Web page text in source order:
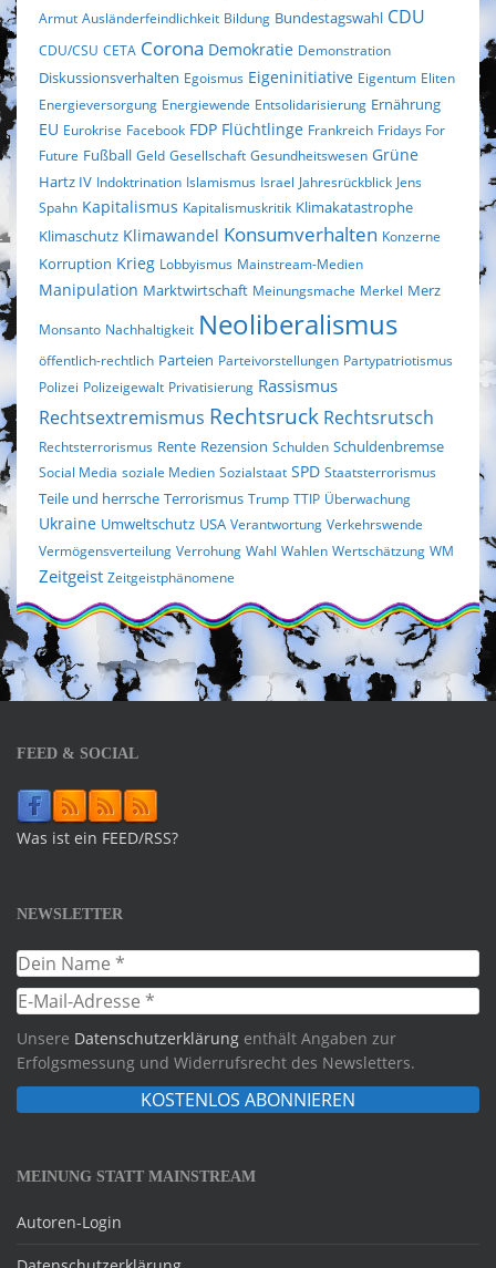
Armut Ausländerfeindlichkeit Bildung Bundestagswahl CDU
CDU/CSU CETA Corona Demokratie Demonstration
Diskussionsverhalten Egoismus Eigeninitiative Eigentum Eliten
Energieversorgung Energiewende Entsolidarisierung Ernährung
EU Eurokrise Facebook FDP Flüchtlinge Frankreich Fridays For
Future Fußball Geld Gesellschaft Gesundheitswesen Grüne
Hartz IV Indoktrination Islamismus Israel Jahresrückblick Jens
Spahn Kapitalismus Kapitalismuskritik Klimakatastrophe
Klimaschutz Klimawandel Konsumverhalten Konzerne
Korruption Krieg Lobbyismus Mainstream-Medien
Manipulation Marktwirtschaft Meinungsmache Merkel Merz
Monsanto Nachhaltigkeit Neoliberalismus
öffentlich-rechtlich Parteien Parteivorstellungen Partypatriotismus
Polizei Polizeigewalt Privatisierung Rassismus
Rechtsextremismus Rechtsruck Rechtsrutsch
Rechtsterrorismus Rente Rezension Schulden Schuldenbremse
Social Media soziale Medien Sozialstaat SPD Staatsterrorismus
Teile und herrsche Terrorismus Trump TTIP Überwachung
Ukraine Umweltschutz USA Verantwortung Verkehrswende
Vermögensverteilung Verrohung Wahl Wahlen Wertschätzung WM
Zeitgeist Zeitgeistphänomene
FEED & SOCIAL
Was ist ein FEED/RSS?
NEWSLETTER
Unsere Datenschutzerklärung enthält Angaben zur
Erfolgsmessung und Widerrufsrecht des Newsletters.
MEINUNG STATT MAINSTREAM
Autoren-Login